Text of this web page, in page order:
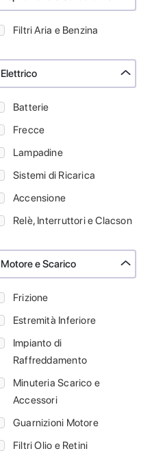
Filtri Aria e Benzina
Elettrico
Batterie
Frecce
Lampadine
Sistemi di Ricarica
Accensione
Relè, Interruttori e Clacson
Motore e Scarico
Frizione
Estremità Inferiore
Impianto di
Raffreddamento
Minuteria Scarico e
Accessori
Guarnizioni Motore
Filtri Olio e Retini